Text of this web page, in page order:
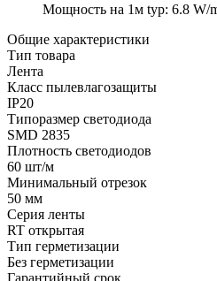
Мощность на 1м typ: 6.8 W/
Общие характеристики
Тип товара
Лента
Класс пылевлагозащиты
IP20
Типоразмер светодиода
SMD 2835
Плотность светодиодов
60 шт/м
Минимальный отрезок
50 мм
Серия ленты
RT открытая
Тип герметизации
Без герметизации
Гарантийный срок